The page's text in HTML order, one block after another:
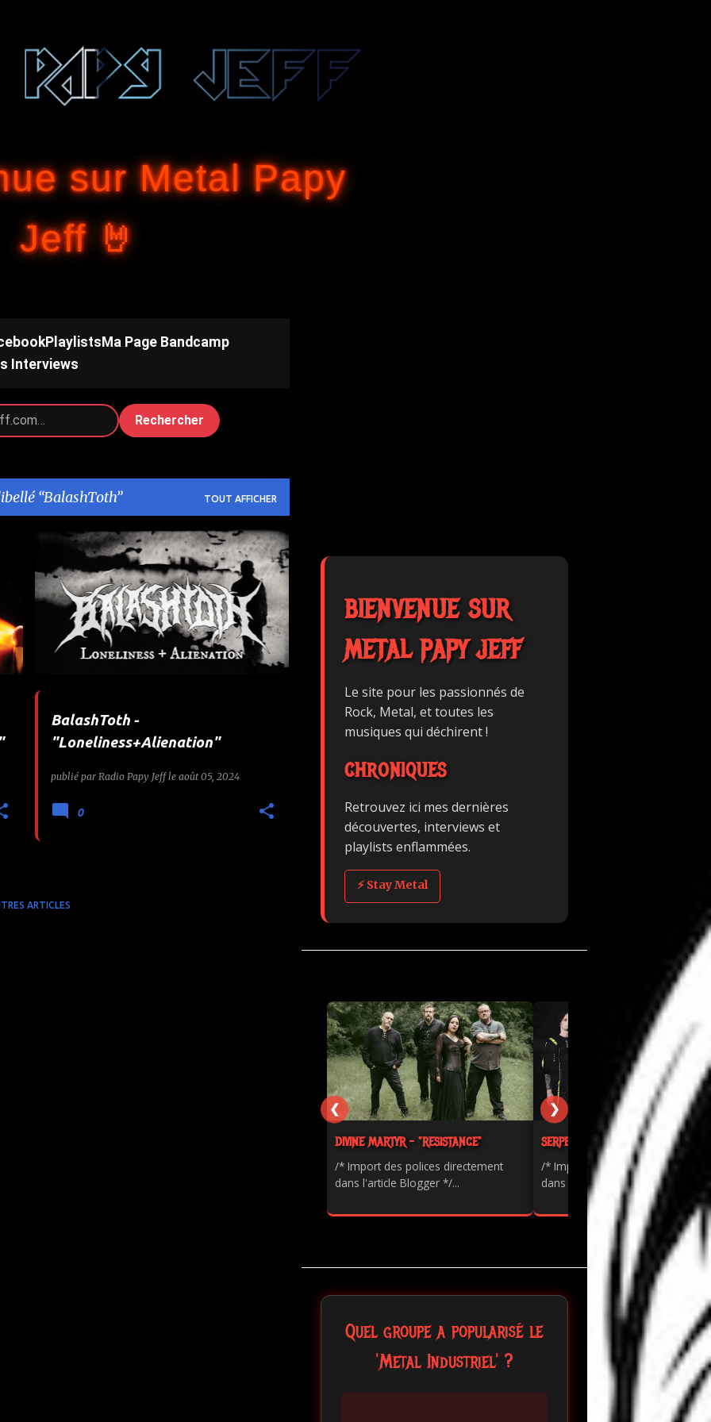
sur Metal Papy
Jeff 🤘
Playlists Ma Page Bandcamp
Interviews
Rechercher
BalashToth TOUT AFFICHER
BalashToth -
"Loneliness+Alienation"
publié par Radio Papy Jeff le août 05, 2024
BALASHTOTH LONELINESS+ALIENATION
METAL METAL DEVASTATION PR +
PAPY JEFF
0
ARTICLES
BIENVENUE SUR
METAL PAPY JEFF
Le site pour les passionnés de
Rock, Metal, et toutes les
musiques qui déchirent !
CHRONIQUES
Retrouvez ici mes dernières
découvertes, interviews et
playlists enflammées.
⚡ Stay Metal
DIVINE MARTYR - "RESISTANCE"
/* Import des polices directement
dans l'article Blogger */...
SERPENTS - "PAINKILLER"
/* Import des polices directement
dans l'article Blogger */...
❮ ❯
Quel groupe a popularisé le
'Metal Industriel' ?